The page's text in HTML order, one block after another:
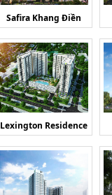
Safira Khang Điền
Lexington Residence